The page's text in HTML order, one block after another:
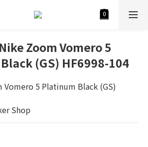
Zoom Vomero 5
(GS) HF6998-104
5 Platinum Black (GS)
Shop